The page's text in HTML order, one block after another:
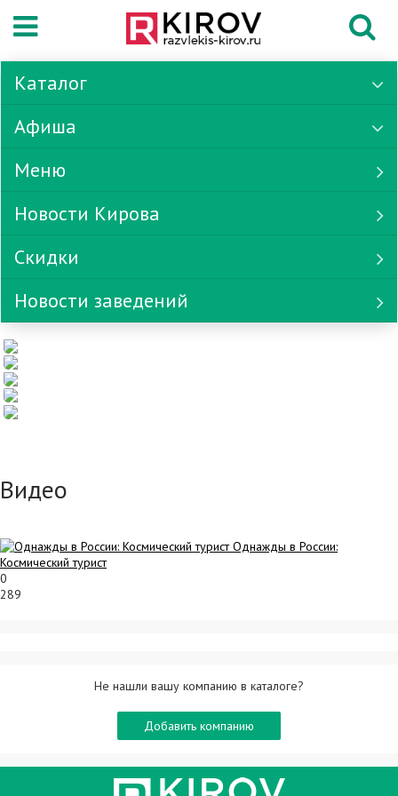
Каталог
Афиша
Меню
Новости Кирова
Скидки
Новости заведений
Видео
Однажды в России:
Космический турист
0
289
Не нашли вашу компанию в каталоге?
Добавить компанию